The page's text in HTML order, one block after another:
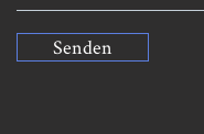
Senden